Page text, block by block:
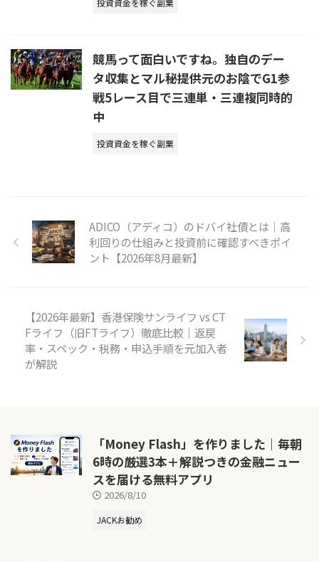
投資資金を稼ぐ副業
競馬って面白いですね。独自のデー
タ収集とマル秘提供元のお陰でG1参
戦5レース目で三連単・三連複同時的
中
投資資金を稼ぐ副業
ADICO（アディコ）のドバイ社債とは｜高
利回りの仕組みと投資前に確認すべきポイ
ント【2026年8月最新】
【2026年最新】香港保険サンライフ vs CT
Fライフ（旧FTライフ）徹底比較｜返戻
率・スペック・税務・申込手順を元加入者
が解説
「Money Flash」を作りました｜毎朝
6時の厳選3本＋解説つきの金融ニュー
スを届ける無料アプリ
2026/8/10
JACKお勧め